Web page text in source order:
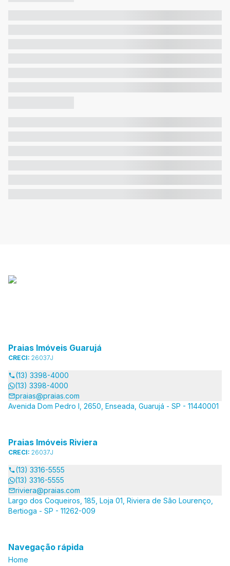
Praias Imóveis Guarujá
CRECI: 26037J
(13) 3398-4000
(13) 3398-4000
praias@praias.com
Avenida Dom Pedro I, 2650, Enseada, Guarujá - SP - 11440001
Praias Imóveis Riviera
CRECI: 26037J
(13) 3316-5555
(13) 3316-5555
riviera@praias.com
Largo dos Coqueiros, 185, Loja 01, Riviera de São Lourenço,
Bertioga - SP - 11262-009
Navegação rápida
Home